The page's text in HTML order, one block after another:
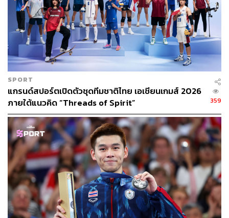
กระโดดสูง: จานมาร์โก แทมเบรี vs. มูตาซ เอสซา บาร์
ชิม
ความทรงจำที่สวยงามที่สุดของมหกรรมกีฬาโอลิมปิกที่กรุง
โตเกียว เกิดขึ้นในระหว่างการแข่งขันกระโดดสูงรอบสุดท้าย
ในตอนนั้น จานมาร์โก แทมเบรี นักกระโดดสูงทีมชาติอิตาลี
กับ มูตาซ เอสซา บาร์ชิม สามารถกระโดดได้เท่ากันที่ 2.37
เมตร
ทางออกตามกฎกติกาเพื่อหาผู้ชนะคือ จะต้องมีใครคนใดคน
หนึ่งที่กระโดดผ่าน เพียงแต่ดูเหมือนว่าทั้งสองจะกระโดดให้
สูงกว่านี้ไม่ได้แล้ว
สุดท้ายทั้งคู่เลือกทางออกที่ไม่มีใครคาดคิด เมื่อแทมเบรีหัน
ไปถามกรรมการว่า “แบบนี้เราแชร์เหรียญกันได้ไหมสองคน”
ซึ่งตามกติกาก็ดันมีระบุเอาไว้ด้วยว่าสามารถครองเหรียญ
SPORT
แกรนด์สปอร์ตเปิดตัวชุดทีมชาติไทย เอเชียนเกมส์ 2026
ภายใต้แนวคิด “Threads of Spirit”
359